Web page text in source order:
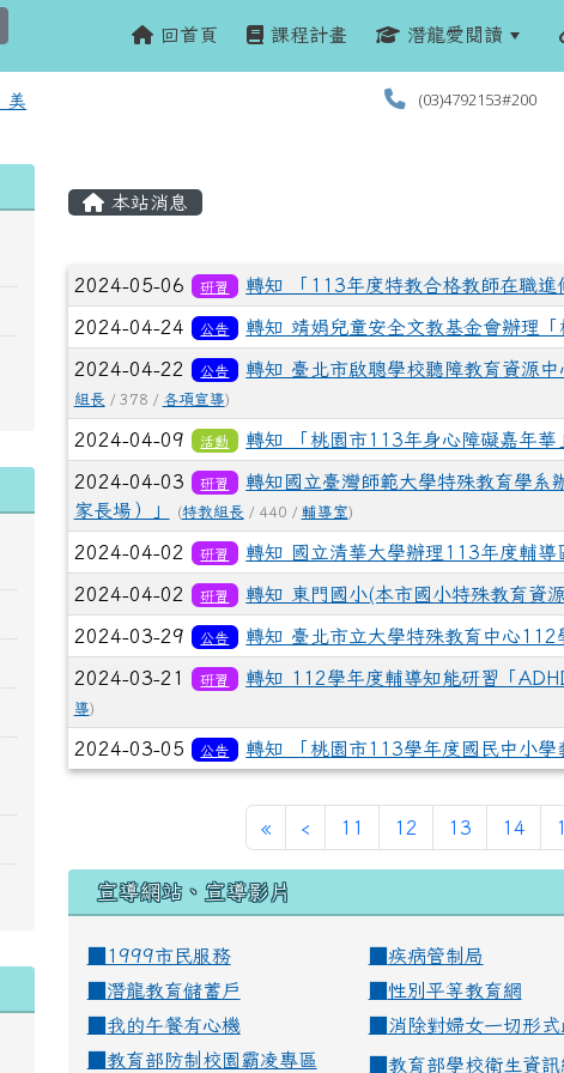
回首頁 課程計畫 潛龍愛閱讀
(03)4792153#200
本站消息
文章列表
2024-05-06 研習 轉知 「113年度特教合格教師在職進
2024-04-24 公告 轉知 靖娟兒童安全文教基金會辦理「
2024-04-22 公告 轉知 臺北市啟聰學校聽障教育資源
組長 / 378 / 各項宣導)
2024-04-09 活動 轉知 「桃園市113年身心障礙嘉年華
2024-04-03 研習
轉知國立臺灣師範大學特殊教育學系
家長場）」
(特教組長 / 440 / 輔導室)
2024-04-02 研習 轉知 國立清華大學辦理113年度輔導
2024-04-02 研習 轉知 東門國小(本市國小特殊教育資
2024-03-29 公告 轉知 臺北市立大學特殊教育中心
2024-03-21 研習 轉知 112學年度輔導知能研習「
導)
2024-03-05 公告 轉知 「桃園市113學年度國民中小
« ‹ 11 12 13 14
宣導網站、宣導影片
■1999市民服務 疾病管制局
潛龍教育儲蓄戶 性別平等教育網
我的午餐有心機
消除對婦女一切形
教育部防制校園霸凌專區
教育部學校衛生資訊